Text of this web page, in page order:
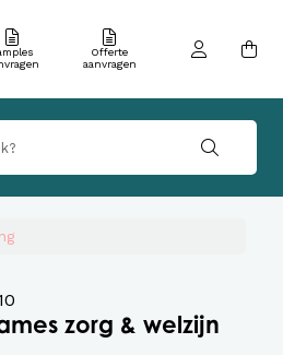
Offerte
aanvragen
zorg & welzijn